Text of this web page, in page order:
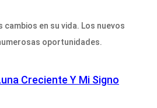
en su vida. Los nuevos
oportunidades.
Creciente Y Mi Signo